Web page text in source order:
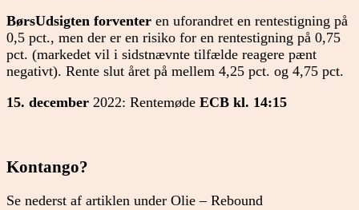
BørsUdsigten forventer en uforandret en rentestigning på
0,5 pct., men der er en risiko for en rentestigning på 0,75
pct. (markedet vil i sidstnævnte tilfælde reagere pænt
negativt). Rente slut året på mellem 4,25 pct. og 4,75 pct.
15. december 2022: Rentemøde ECB kl. 14:15
Kontango?
Se nederst af artiklen under Olie – Rebound